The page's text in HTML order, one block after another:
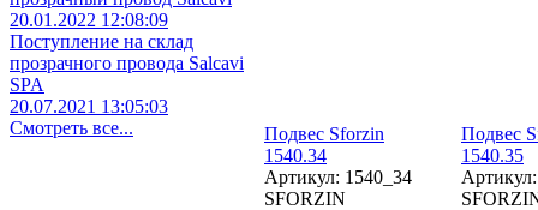
20.01.2022 12:08:09
Поступление на склад
прозрачного провода Salcavi
SPA
20.07.2021 13:05:03
Смотреть все...
Подвес Sforzin
1540.34
Артикул: 1540_34
SFORZIN
Подвес
1540.35